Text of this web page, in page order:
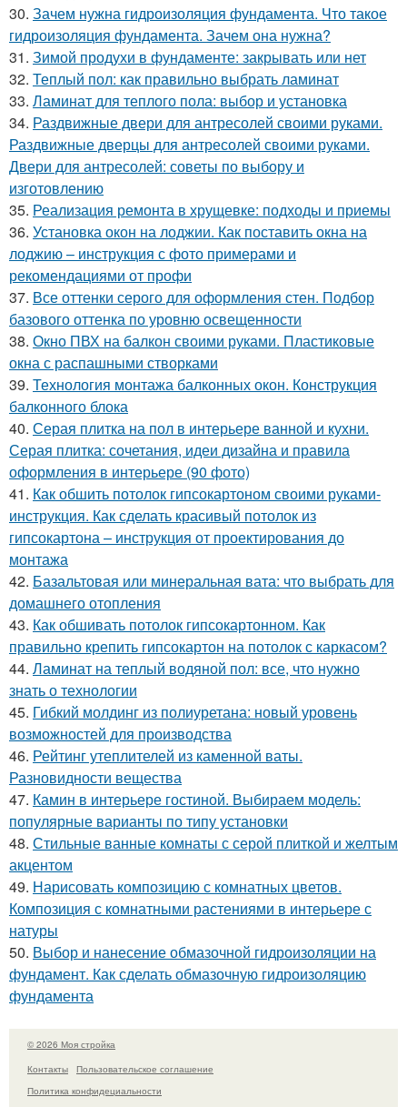
30. Зачем нужна гидроизоляция фундамента. Что такое
гидроизоляция фундамента. Зачем она нужна?
31. Зимой продухи в фундаменте: закрывать или нет
32. Теплый пол: как правильно выбрать ламинат
33. Ламинат для теплого пола: выбор и установка
34. Раздвижные двери для антресолей своими руками.
Раздвижные дверцы для антресолей своими руками.
Двери для антресолей: советы по выбору и
изготовлению
35. Реализация ремонта в хрущевке: подходы и приемы
36. Установка окон на лоджии. Как поставить окна на
лоджию – инструкция с фото примерами и
рекомендациями от профи
37. Все оттенки серого для оформления стен. Подбор
базового оттенка по уровню освещенности
38. Окно ПВХ на балкон своими руками. Пластиковые
окна с распашными створками
39. Технология монтажа балконных окон. Конструкция
балконного блока
40. Серая плитка на пол в интерьере ванной и кухни.
Серая плитка: сочетания, идеи дизайна и правила
оформления в интерьере (90 фото)
41. Как обшить потолок гипсокартоном своими руками-
инструкция. Как сделать красивый потолок из
гипсокартона – инструкция от проектирования до
монтажа
42. Базальтовая или минеральная вата: что выбрать для
домашнего отопления
43. Как обшивать потолок гипсокартонном. Как
правильно крепить гипсокартон на потолок с каркасом?
44. Ламинат на теплый водяной пол: все, что нужно
знать о технологии
45. Гибкий молдинг из полиуретана: новый уровень
возможностей для производства
46. Рейтинг утеплителей из каменной ваты.
Разновидности вещества
47. Камин в интерьере гостиной. Выбираем модель:
популярные варианты по типу установки
48. Стильные ванные комнаты с серой плиткой и желтым
акцентом
49. Нарисовать композицию с комнатных цветов.
Композиция с комнатными растениями в интерьере с
натуры
50. Выбор и нанесение обмазочной гидроизоляции на
фундамент. Как сделать обмазочную гидроизоляцию
фундамента
© 2026 Моя стройка
Контакты
Пользовательское соглашение
Политика конфидециальности